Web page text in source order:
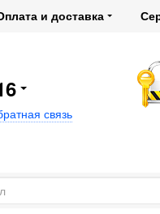
и доставка